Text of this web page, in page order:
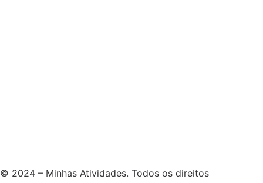
© 2024 – Minhas Atividades. Todos os direitos